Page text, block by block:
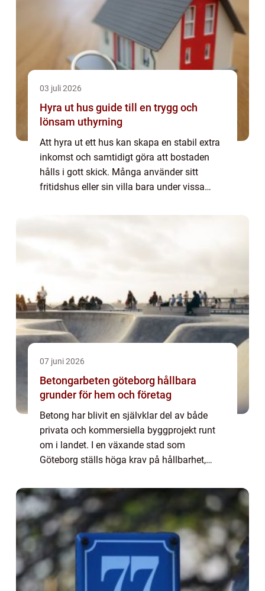
03 juli 2026
Hyra ut hus guide till en trygg och
lönsam uthyrning
Att hyra ut ett hus kan skapa en stabil extra
inkomst och samtidigt göra att bostaden
hålls i gott skick. Många använder sitt
fritidshus eller sin villa bara under vissa
kostar pengar. Genom att planera ut...
07 juni 2026
Betongarbeten göteborg hållbara
grunder för hem och företag
Betong har blivit en självklar del av både
privata och kommersiella byggprojekt runt
om i landet. I en växande stad som
Göteborg ställs höga krav på hållbarhet,
planeras är betongen ofta den första stora
inves...